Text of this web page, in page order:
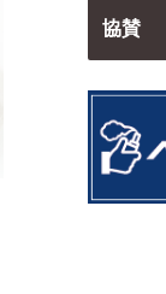
協賛